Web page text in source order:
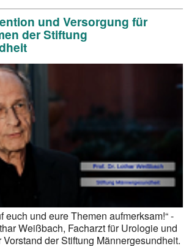
und Versorgung für
der Stiftung
euch und eure Themen aufmerksam!“ -
Weißbach, Facharzt für Urologie und
der Stiftung Männergesundheit.